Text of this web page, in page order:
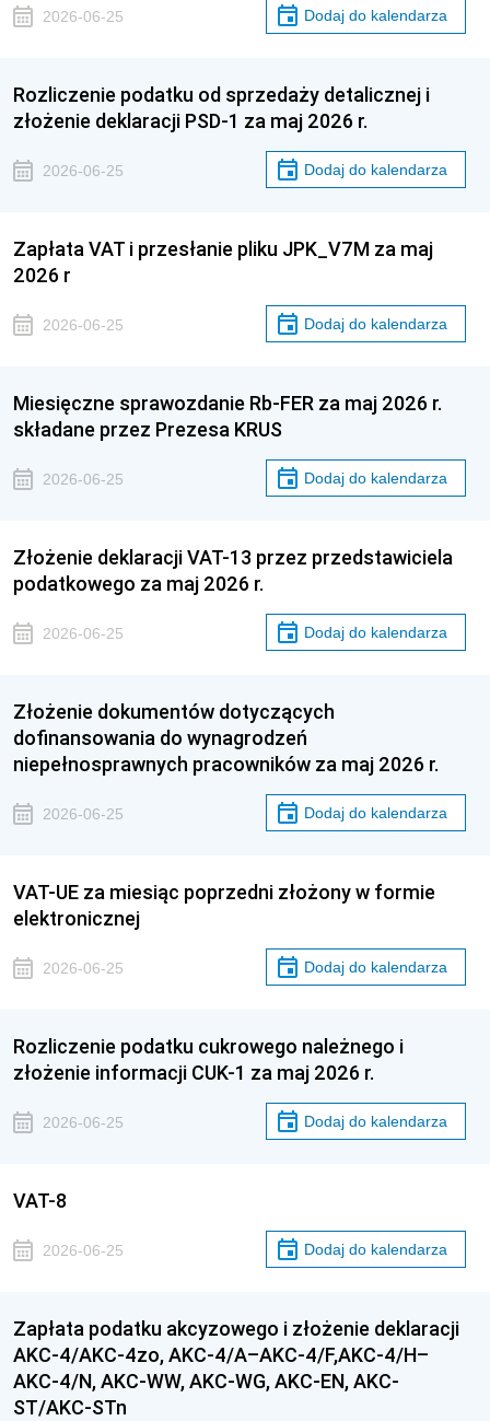
2026-06-25 Dodaj do kalendarza
Rozliczenie podatku od sprzedaży detalicznej i
złożenie deklaracji PSD-1 za maj 2026 r.
2026-06-25 Dodaj do kalendarza
Zapłata VAT i przesłanie pliku JPK_V7M za maj
2026 r
2026-06-25 Dodaj do kalendarza
Miesięczne sprawozdanie Rb-FER za maj 2026 r.
składane przez Prezesa KRUS
2026-06-25 Dodaj do kalendarza
Złożenie deklaracji VAT-13 przez przedstawiciela
podatkowego za maj 2026 r.
2026-06-25 Dodaj do kalendarza
Złożenie dokumentów dotyczących
dofinansowania do wynagrodzeń
niepełnosprawnych pracowników za maj 2026 r.
2026-06-25 Dodaj do kalendarza
VAT-UE za miesiąc poprzedni złożony w formie
elektronicznej
2026-06-25 Dodaj do kalendarza
Rozliczenie podatku cukrowego należnego i
złożenie informacji CUK-1 za maj 2026 r.
2026-06-25 Dodaj do kalendarza
VAT-8
2026-06-25 Dodaj do kalendarza
Zapłata podatku akcyzowego i złożenie deklaracji
AKC-4/AKC-4zo, AKC-4/A–AKC-4/F,AKC-4/H–
AKC-4/N, AKC-WW, AKC-WG, AKC-EN, AKC-
ST/AKC-STn